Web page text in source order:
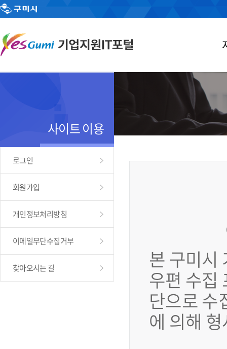
사이트 이용
로그인
회원가입
개인정보처리방침
이메일무단수집거부
찾아오시는 길 본 구미시
우편 수집
단으로 수
에 의해